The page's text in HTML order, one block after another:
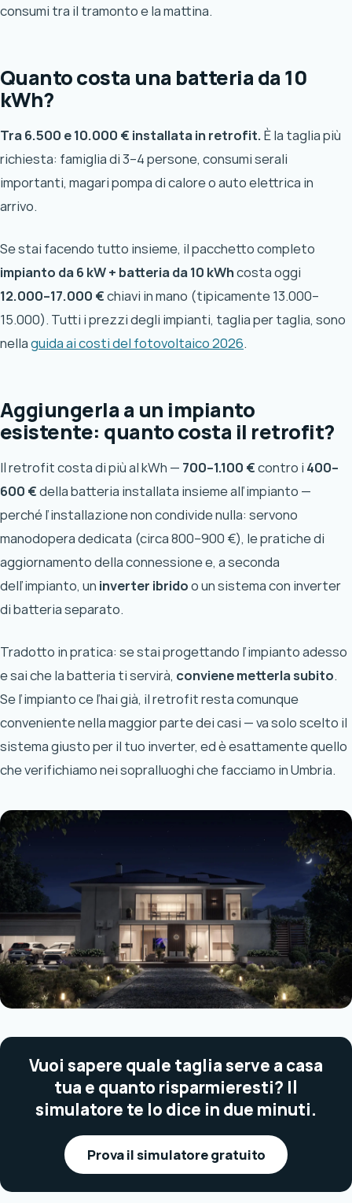
consumi tra il tramonto e la mattina.
Quanto costa una batteria da 10
kWh?
Tra 6.500 e 10.000 € installata in retrofit.È la taglia più
richiesta: famiglia di 3–4 persone, consumi serali
importanti, magari pompa di calore o auto elettrica in
arrivo.
Se stai facendo tutto insieme, il pacchetto completo
impianto da 6 kW + batteria da 10 kWhcosta oggi
12.000–17.000 €chiavi in mano (tipicamente 13.000–
15.000). Tutti i prezzi degli impianti, taglia per taglia, sono
nellaguida ai costi del fotovoltaico 2026.
Aggiungerla a un impianto
esistente: quanto costa il retrofit?
Il retrofit costa di più al kWh — 700–1.100 €contro i 400–
600 €della batteria installata insieme all’impianto —
perché l’installazione non condivide nulla: servono
manodopera dedicata (circa 800–900 €), le pratiche di
aggiornamento della connessione e, a seconda
dell’impianto, un inverter ibridoo un sistema con inverter
di batteria separato.
Tradotto in pratica: se stai progettando l’impianto adesso
e sai che la batteria ti servirà, conviene metterla subito.
Se l’impianto ce l’hai già, il retrofit resta comunque
conveniente nella maggior parte dei casi — va solo scelto il
sistema giusto per il tuo inverter, ed è esattamente quello
che verifichiamo nei sopralluoghi che facciamo in Umbria.
Vuoi sapere quale taglia serve a casa
tua e quanto risparmieresti? Il
simulatore te lo dice in due minuti.
Prova il simulatore gratuito